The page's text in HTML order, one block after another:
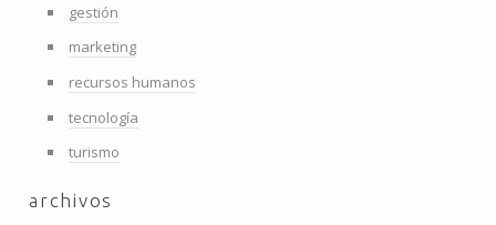
gestión
marketing
recursos humanos
tecnología
turismo
archivos